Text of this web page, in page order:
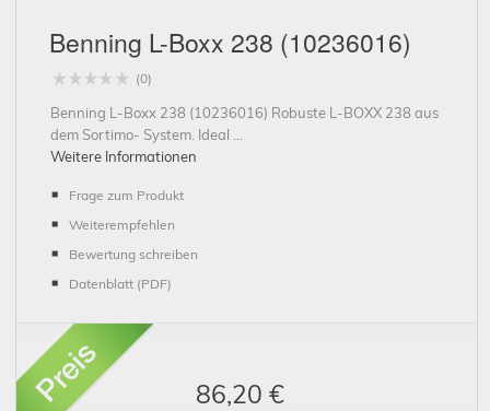
Benning L-Boxx 238 (10236016)
(0)
Benning L-Boxx 238 (10236016) Robuste L-BOXX 238 aus
dem Sortimo- System. Ideal ...
Weitere Informationen
Frage zum Produkt
Weiterempfehlen
Bewertung schreiben
Datenblatt (PDF)
86,20 €